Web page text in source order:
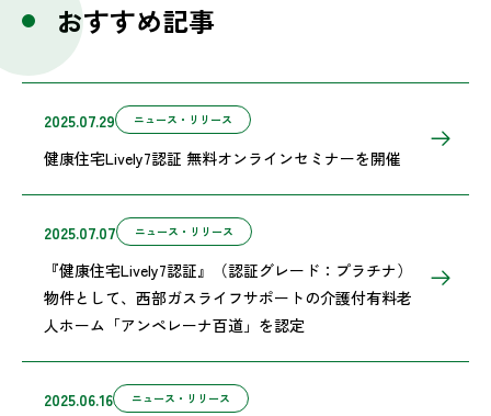
おすすめ記事
2025.07.29 ニュース・リリース
健康住宅Lively7認証 無料オンラインセミナーを開催
2025.07.07 ニュース・リリース
『健康住宅Lively7認証』（認証グレード：プラチナ）
物件として、西部ガスライフサポートの介護付有料老
人ホーム「アンペレーナ百道」を認定
2025.06.16 ニュース・リリース